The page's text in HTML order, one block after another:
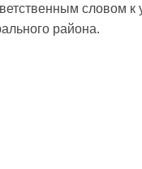
словом к
района.